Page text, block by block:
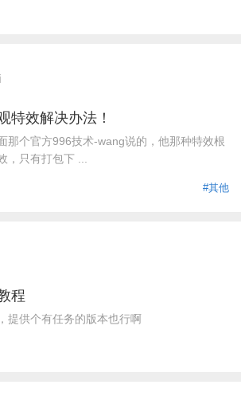
特效解决办法！
那个官方996技术-wang说的，他那种特效根
，只有打包下 ...
#其他
程
提供个有任务的版本也行啊